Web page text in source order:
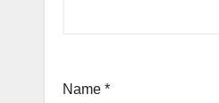
Name *